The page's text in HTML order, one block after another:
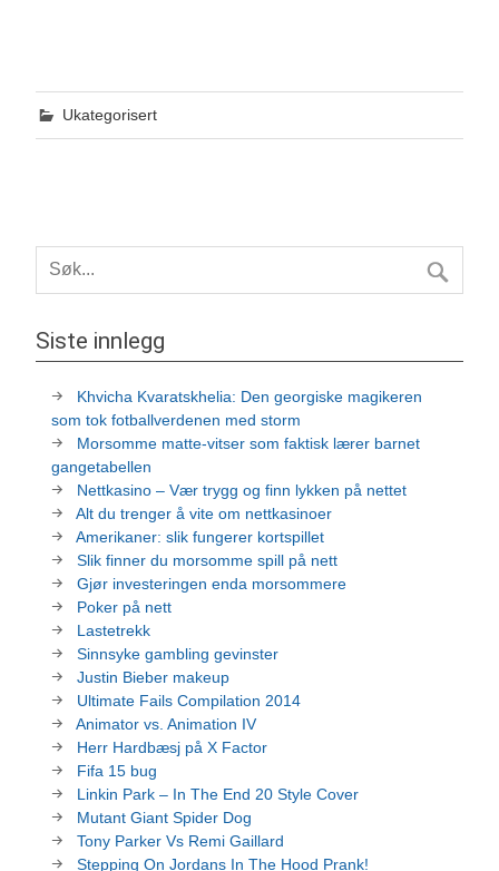
Ukategorisert
Siste innlegg
Khvicha Kvaratskhelia: Den georgiske magikeren
som tok fotballverdenen med storm
Morsomme matte-vitser som faktisk lærer barnet
gangetabellen
Nettkasino – Vær trygg og finn lykken på nettet
Alt du trenger å vite om nettkasinoer
Amerikaner: slik fungerer kortspillet
Slik finner du morsomme spill på nett
Gjør investeringen enda morsommere
Poker på nett
Lastetrekk
Sinnsyke gambling gevinster
Justin Bieber makeup
Ultimate Fails Compilation 2014
Animator vs. Animation IV
Herr Hardbæsj på X Factor
Fifa 15 bug
Linkin Park – In The End 20 Style Cover
Mutant Giant Spider Dog
Tony Parker Vs Remi Gaillard
Stepping On Jordans In The Hood Prank!